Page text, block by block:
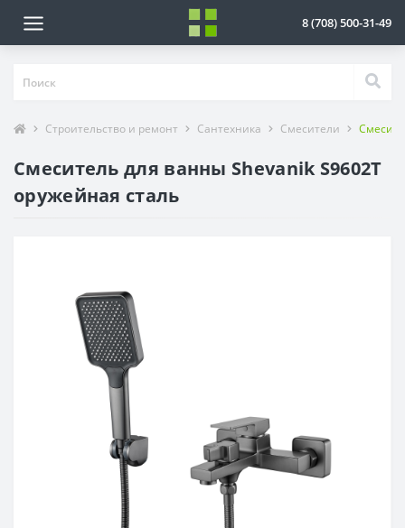
8 (708) 500-31-49
Строительство и ремонт Сантехника Смесители
Смеситель для ванны Shevanik S9602T
оружейная сталь